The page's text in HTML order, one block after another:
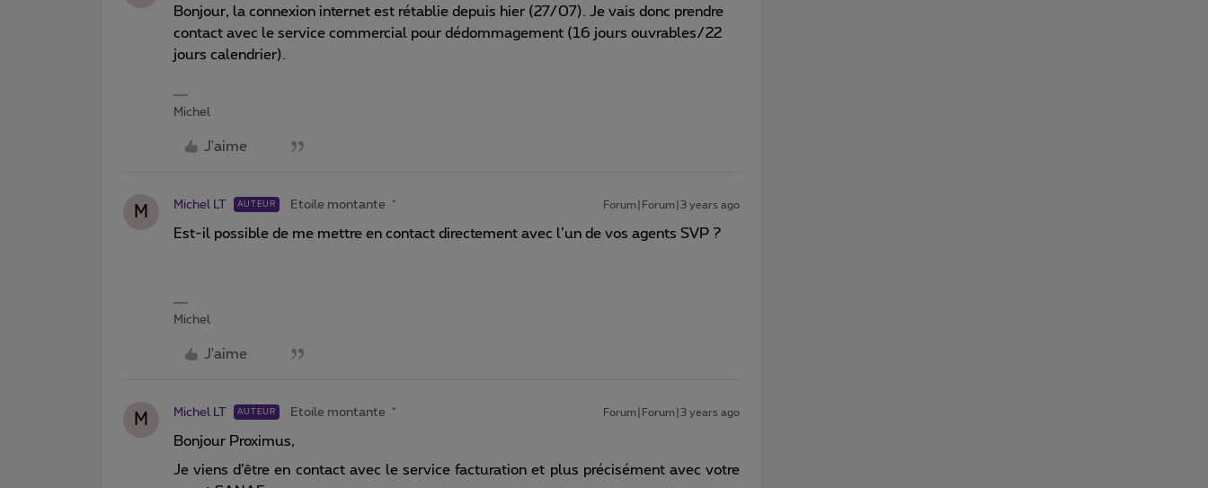
Bonjour, la connexion internet est rétablie depuis hier (27/07). Je vais donc prendre
contact avec le service commercial pour dédommagement (16 jours ouvrables/22
jours calendrier).
Michel
J'aime
M Michel LT AUTEUR Etoile montante Forum|Forum|3 years ago
Est-il possible de me mettre en contact directement avec l’un de vos agents SVP ?
Michel
J'aime
M Michel LT AUTEUR Etoile montante Forum|Forum|3 years ago
Bonjour Proximus,
Je viens d’être en contact avec le service facturation et plus précisément avec votre